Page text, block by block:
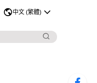
中文 (繁體)